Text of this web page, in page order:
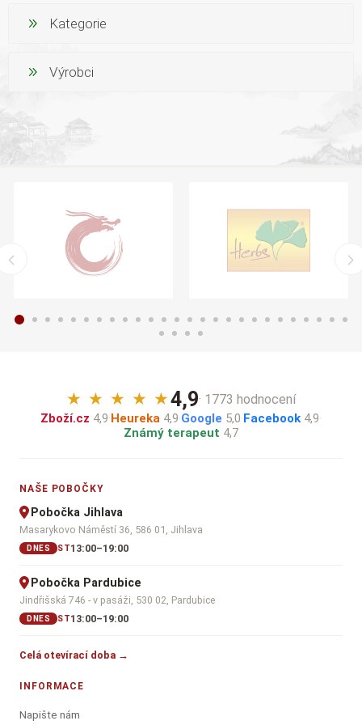
Kategorie
Výrobci
★ ★ ★ ★ ★4,9· 1773 hodnocení
Zboží.cz 4,9·Heureka 4,9·Google 5,0·Facebook 4,9·
Známý terapeut 4,7
NAŠE POBOČKY
Pobočka Jihlava
Masarykovo Náměstí 36, 586 01, Jihlava
DNES ST13:00–19:00
Pobočka Pardubice
Jindřišská 746 - v pasáži, 530 02, Pardubice
DNES ST13:00–19:00
Celá otevírací doba →
INFORMACE
Napište nám